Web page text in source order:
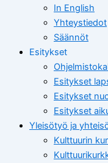
In English
Yhteystiedot
Säännöt
Esitykset
Esitykset
Esitykset
Esitykset
Yleisötyö ja
Kulttuurin